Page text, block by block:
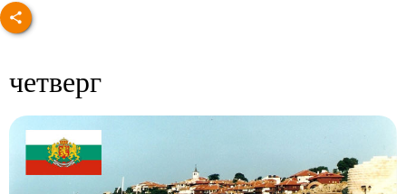
четверг